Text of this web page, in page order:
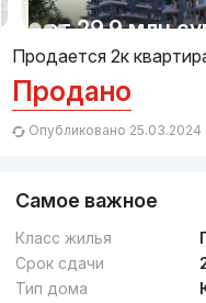
от29.9 млн
Сдан 2023,
ЖК «Parkwood»
Продается 2к
Продано
Опубликовано 25.03.2024
Самое важное
Класс жилья
Срок сдачи
Тип дома